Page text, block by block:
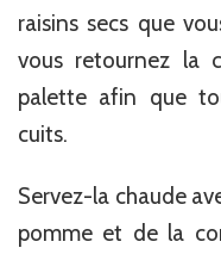
raisins secs que
vous retournez la
palette afin que
cuits.
Servez-la chaude
pomme et de la